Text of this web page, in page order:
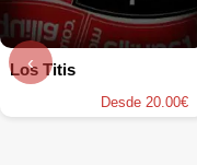
Los Titis
Desde 20.00€
‹